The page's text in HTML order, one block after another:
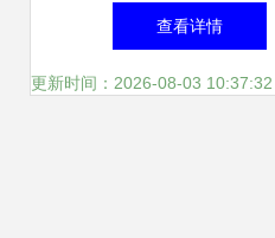
门到精通的经纪心法
查看详情
更新时间：2026-08-03 10:37:32